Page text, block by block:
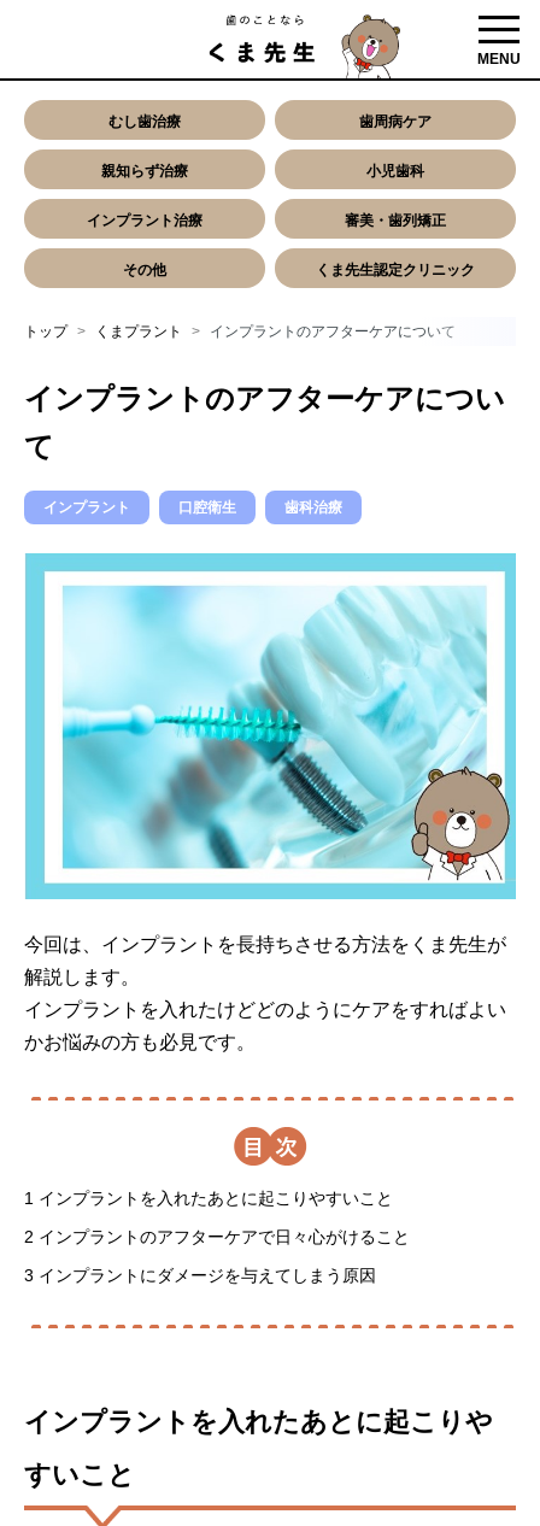
MENU
むし歯治療 歯周病ケア
親知らず治療 小児歯科
インプラント治療 審美・歯列矯正
その他 くま先生認定クリニック
トップ くまプラント インプラントのアフターケアについて
インプラントのアフターケアについ
て
インプラント 口腔衛生 歯科治療
今回は、インプラントを長持ちさせる方法をくま先生が
解説します。
インプラントを入れたけどどのようにケアをすればよい
かお悩みの方も必見です。
1 インプラントを入れたあとに起こりやすいこと
2 インプラントのアフターケアで日々心がけること
3 インプラントにダメージを与えてしまう原因
インプラントを入れたあとに起こりや
すいこと